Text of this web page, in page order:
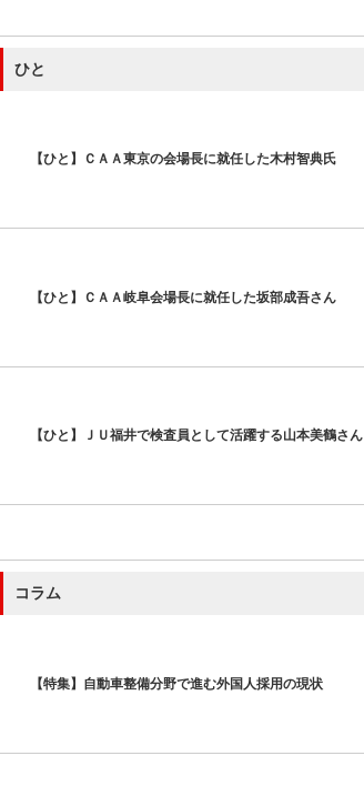
ひと
【ひと】ＣＡＡ東京の会場長に就任した木村智典氏
【ひと】ＣＡＡ岐阜会場長に就任した坂部成吾さん
【ひと】ＪＵ福井で検査員として活躍する山本美鶴さん
コラム
【特集】自動車整備分野で進む外国人採用の現状